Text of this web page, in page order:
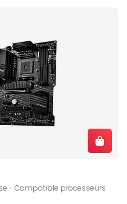
- Compatible processeurs